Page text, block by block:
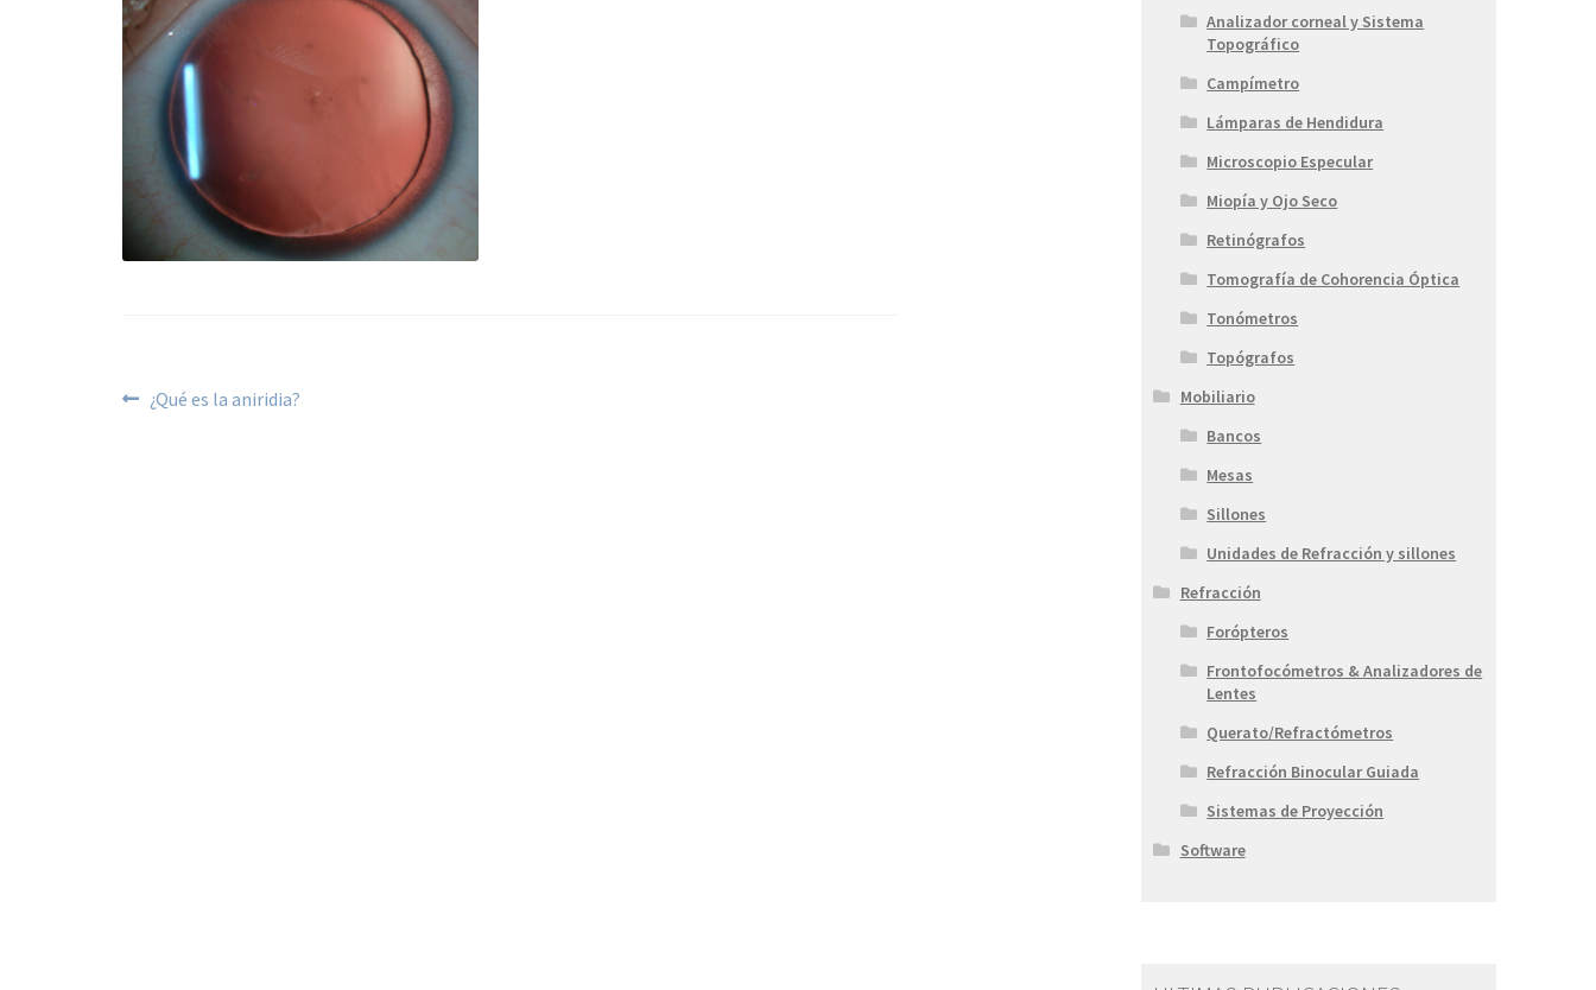
¿Qué es la aniridia?
Analizador corneal y Sistema
Topográfico
Campímetro
Lámparas de Hendidura
Microscopio Especular
Miopía y Ojo Seco
Retinógrafos
Tomografía de Cohorencia Óptica
Tonómetros
Topógrafos
Mobiliario
Bancos
Mesas
Sillones
Unidades de Refracción y sillones
Refracción
Forópteros
Frontofocómetros & Analizadores de
Lentes
Querato/Refractómetros
Refracción Binocular Guiada
Sistemas de Proyección
Software